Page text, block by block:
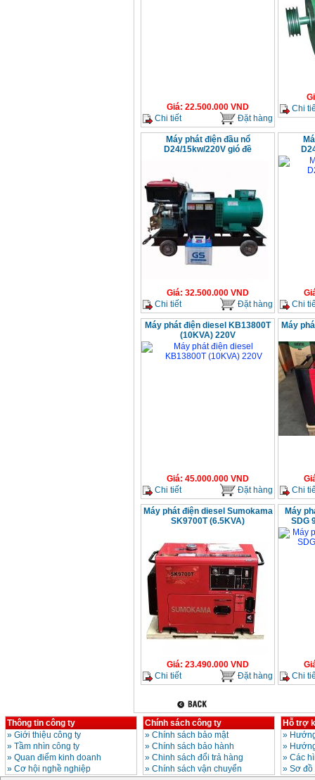
Giá: 22.500.000 VND
Chi tiết
Đặt hàng
Chi
Máy phát điện đầu nổ
D24/15kw/220V gió đề
Giá: 32.500.000 VND
Chi tiết
Đặt hàng
Chi
Máy phát điện diesel KB13800T
(10KVA) 220V
Giá: 45.000.000 VND
Chi tiết
Đặt hàng
Máy
Chi
Máy phát điện diesel Sumokama
SK9700T (6.5KVA)
Giá: 23.490.000 VND
Chi tiết
Đặt hàng
Máy
SDG
Chi
Thông tin công ty
» Giới thiệu công ty
» Tầm nhìn công ty
» Quan điểm kinh doanh
» Cơ hội nghề nghiệp
Chính sách công ty
» Chính sách bảo mật
» Chính sách bảo hành
» Chinh sách đổi trả hàng
» Chính sách vận chuyển
Hỗ trợ
»
»
» Các
» Sơ